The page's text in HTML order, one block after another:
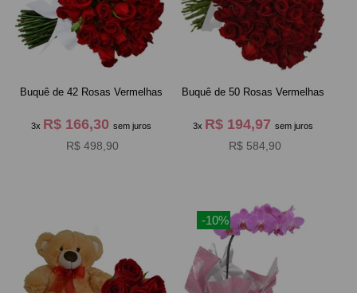
Buquê de 42 Rosas Vermelhas
3x R$ 166,30 sem juros
R$ 498,90
Buquê de 50 Rosas Vermelhas
3x R$ 194,97sem juros
R$ 584,90
-10%